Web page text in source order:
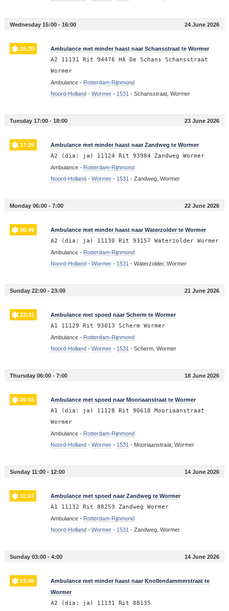
Wednesday 15:00 - 16:00 24 June 2026
15:30 Ambulance met minder haast naar Schansstraat te Wormer
A2 11131 Rit 94476 HA De Schans Schansstraat
Wormer
Ambulance - Rotterdam-Rijnmond
Noord-Holland- Wormer- 1531 - Schansstraat, Wormer
Tuesday 17:00 - 18:00 23 June 2026
17:29 Ambulance met minder haast naar Zandweg te Wormer
A2 (dia: ja) 11124 Rit 93984 Zandweg Wormer
Ambulance - Rotterdam-Rijnmond
Noord-Holland- Wormer- 1531 - Zandweg, Wormer
Monday 06:00 - 7:00 22 June 2026
06:49 Ambulance met minder haast naar Waterzolder te Wormer
A2 (dia: ja) 11130 Rit 93157 Waterzolder Wormer
Ambulance - Rotterdam-Rijnmond
Noord-Holland- Wormer- 1531 - Waterzolder, Wormer
Sunday 22:00 - 23:00 21 June 2026
22:31 Ambulance met spoed naar Scherm te Wormer
A1 11129 Rit 93013 Scherm Wormer
Ambulance - Rotterdam-Rijnmond
Noord-Holland- Wormer- 1531 - Scherm, Wormer
Thursday 06:00 - 7:00 18 June 2026
06:45 Ambulance met spoed naar Mooriaanstraat te Wormer
A1 (dia: ja) 11128 Rit 90618 Mooriaanstraat
Wormer
Ambulance - Rotterdam-Rijnmond
Noord-Holland- Wormer- 1531 - Mooriaanstraat, Wormer
Sunday 11:00 - 12:00 14 June 2026
11:24 Ambulance met spoed naar Zandweg te Wormer
A1 11132 Rit 88253 Zandweg Wormer
Ambulance - Rotterdam-Rijnmond
Noord-Holland- Wormer- 1531 - Zandweg, Wormer
Sunday 03:00 - 4:00 14 June 2026
03:08
Ambulance met minder haast naar Knollendammerstraat te
Wormer
A2 (dia: ja) 11131 Rit 88135